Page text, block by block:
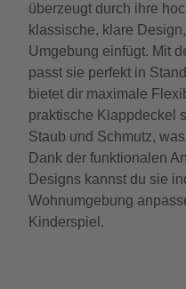
überzeugt durch ihre
klassische, klare
Umgebung einfügt. Mit
passt sie perfekt in
bietet dir maximale
praktische Klappdeckel
Staub und Schmutz,
Dank der funktionalen
Designs kannst du sie
Wohnumgebung
Kinderspiel.